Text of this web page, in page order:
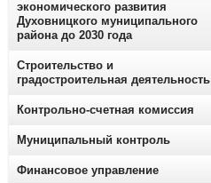
экономического развития
Духовницкого муниципального
района до 2030 года
Строительство и
градостроительная деятельность
Контрольно-счетная комиссия
Муниципальный контроль
Финансовое управление